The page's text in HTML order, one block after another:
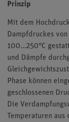
Prinzip
Mit dem
Dampfdruckes
100...250°C
und Dämpfe
Phase können
geschlossenen
Die
Temperaturen aus